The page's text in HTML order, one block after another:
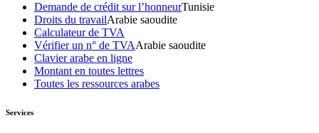
Demande de crédit sur l’honneurTunisie
Droits du travailArabie saoudite
Calculateur de TVA
Vérifier un n° de TVAArabie saoudite
Clavier arabe en ligne
Montant en toutes lettres
Toutes les ressources arabes
Services